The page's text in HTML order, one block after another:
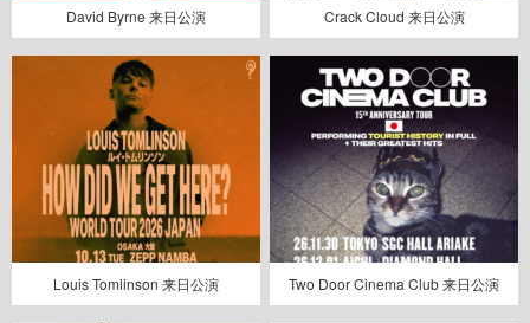
David Byrne 来日公演 Crack Cloud 来日公演
Louis Tomlinson 来日公演 Two Door Cinema Club 来日公演